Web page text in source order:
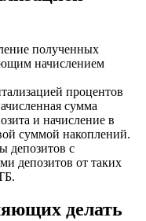
полученных
начислением
процентов
сумма
и начисление в
суммой накоплений.
депозитов с
депозитов от таких
делать